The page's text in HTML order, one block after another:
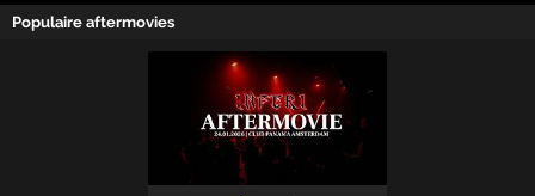
Populaire aftermovies